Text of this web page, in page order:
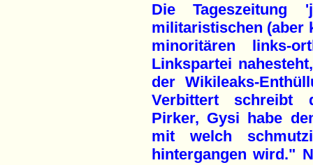
Die
militaristischen (aber
minoritären links-
Linkspartei
der Wikileaks-
Verbittert schreibt
Pirker, Gysi habe
mit welch
hintergangen wird."